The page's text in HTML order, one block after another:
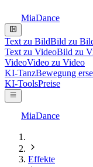
MiaDance
Text zu BildBild zu
Text zu VideoBild zu
VideoVideo zu Video
KI-TanzBewegung
KI-ToolsPreise
MiaDance
Effekte